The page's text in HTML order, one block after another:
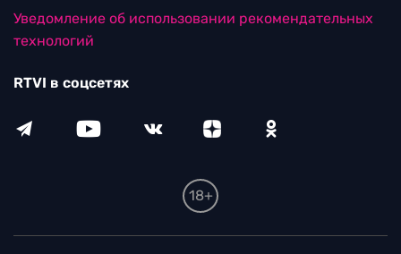
Уведомление об использовании рекомендательных
технологий
RTVI в соцсетях
18+